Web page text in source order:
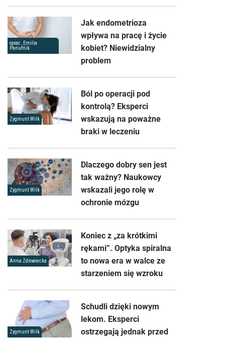
oprac. Emilia
Panufnik
Jak endometrioza
wpływa na pracę i życie
kobiet? Niewidzialny
problem
Zygmunt Wilk
Ból po operacji pod
kontrolą? Eksperci
wskazują na poważne
braki w leczeniu
Zygmunt Wilk
Dlaczego dobry sen jest
tak ważny? Naukowcy
wskazali jego rolę w
ochronie mózgu
Anna Zdrowiecka
Koniec z „za krótkimi
rękami”. Optyka spiralna
to nowa era w walce ze
starzeniem się wzroku
Zygmunt Wilk
Schudli dzięki nowym
lekom. Eksperci
ostrzegają jednak przed